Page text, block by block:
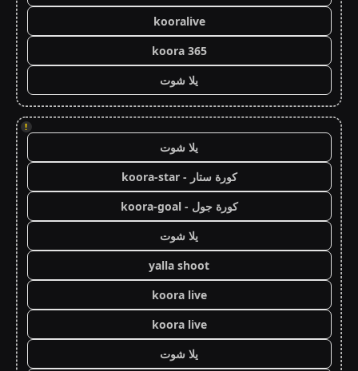
kooralive
koora 365
يلا شوت
!
يلا شوت
كورة ستار - koora-star
كورة جول - koora-goal
يلا شوت
yalla shoot
koora live
koora live
يلا شوت